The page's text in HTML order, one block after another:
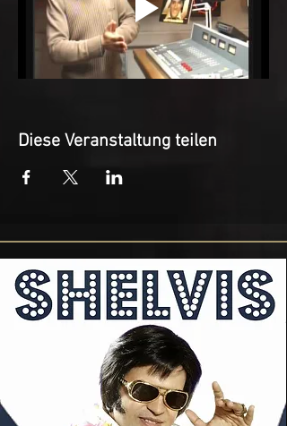
Diese Veranstaltung teilen